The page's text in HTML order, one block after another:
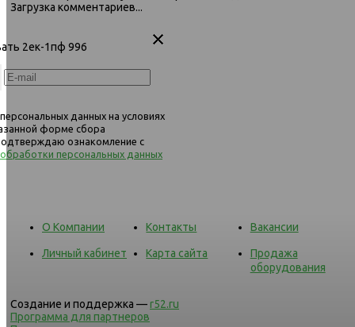
Загрузка комментариев...
2ек-1пф 996
данных на условиях
форме сбора
ознакомление с
персональных данных
О Компании Контакты Вакансии
Личный кабинет Карта сайта
Продажа
оборудования
Создание и поддержка —r52.ru
Программа для партнеров